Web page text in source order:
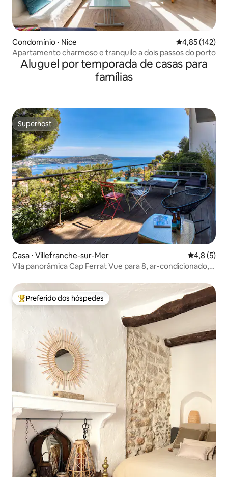
Condomínio ⋅ Nice 4,85 de uma
4,85 (142)
Apartamento charmoso e tranquilo a dois passos do porto
Aluguel por temporada de casas para
famílias
Superhost
Superhost
Casa ⋅ Villefranche-sur-Mer 4,8 de
4,8 (5)
Vila panorâmica Cap Ferrat Vue para 8, ar-condicionado,
Entre os melhores preferidos dos hóspedes
Preferido dos hóspedes